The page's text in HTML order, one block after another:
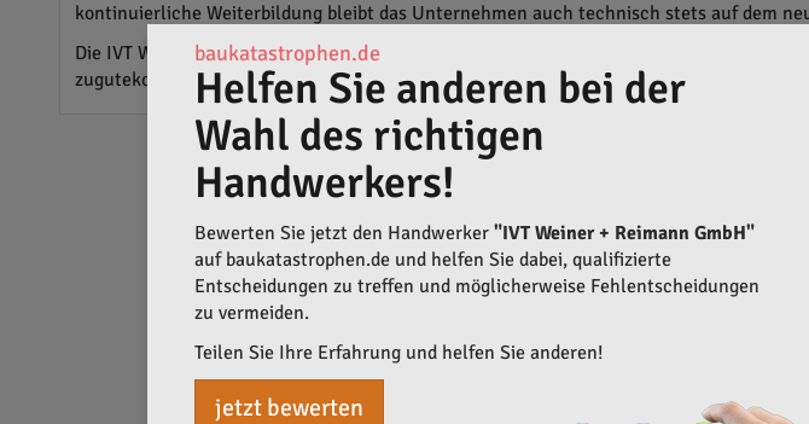
kontinuierliche Weiterbildung bleibt das Unternehmen auch technisch stets auf dem
Die IVT Weiner + Reimann GmbH steht für Verlässlichkeit, Innovation und effektive
zugutekommen.
baukatastrophen.de
Helfen Sie anderen bei der
Wahl des richtigen
Handwerkers!
Bewerten Sie jetzt den Handwerker "IVT Weiner + Reimann GmbH"
auf baukatastrophen.de und helfen Sie dabei, qualifizierte
Entscheidungen zu treffen und möglicherweise Fehlentscheidungen
zu vermeiden.
Teilen Sie Ihre Erfahrung und helfen Sie anderen!
jetzt bewerten